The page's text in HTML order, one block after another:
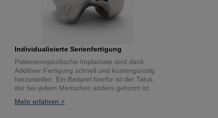
Individualisierte Serienfertigung
Patientenspezifische Implantate sind dank
Additiver Fertigung schnell und kostengünstig
herzustellen. Ein Beispiel hierfür ist der Talus,
der bei jedem Menschen anders geformt ist.
Mehr erfahren >